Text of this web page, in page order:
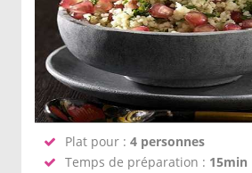
Plat pour : 4 personnes
Temps de préparation : 15min